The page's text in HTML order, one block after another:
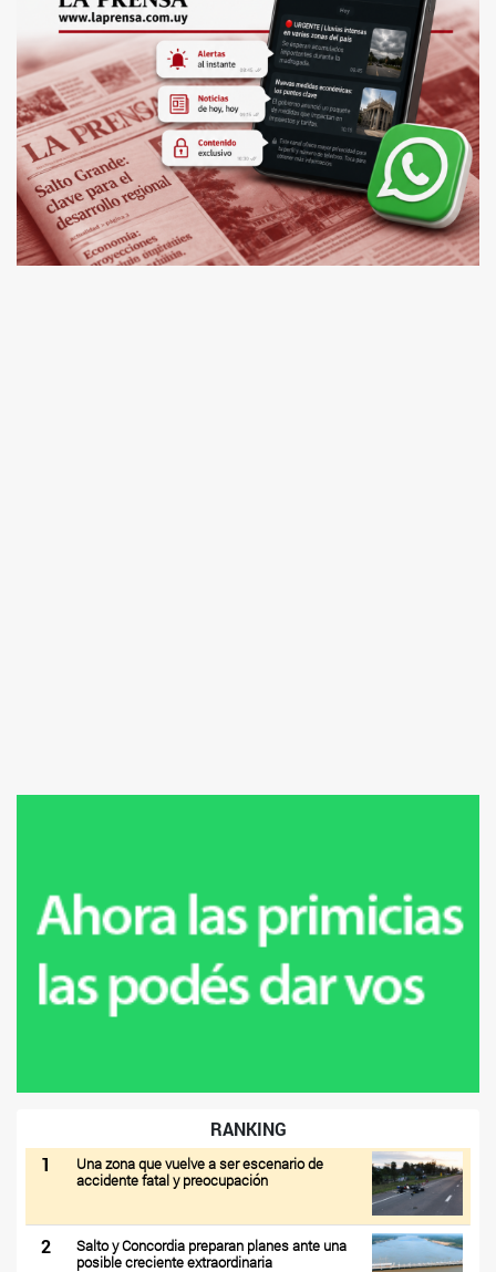
RANKING
1
Una zona que vuelve a ser escenario de
accidente fatal y preocupación
2
Salto y Concordia preparan planes ante una
posible creciente extraordinaria